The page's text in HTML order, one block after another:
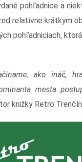
pohľadnice a
relatívne krátkym
pohľadniciach,
ako ináč,
mesta
knižky Retro Trenčín